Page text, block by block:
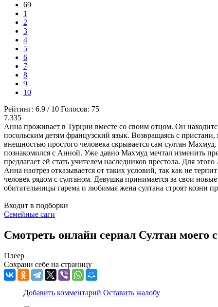
69
1
2
3
4
5
6
7
8
9
10
Рейтинг: 6.9 / 10 Голосов: 75
7.335
Анна проживает в Турции вместе со своим отцом. Он
посольским детям французский язык. Возвращаясь с
внешностью простого человека скрывается сам султан
познакомился с Анной. Уже давно Махмуд мечтал изменить
предлагает ей стать учителем наследников престола. Для
Анна наотрез отказывается от таких условий, так как не
человек рядом с султаном. Девушка принимается за свои
обитательницы гарема и любимая жена султана строят козни
Входит в подборки
Семейные саги
Смотреть онлайн сериал Султан моего
Плеер
Сохрани себе на страницу
Добавить комментарий Оставить жалобу